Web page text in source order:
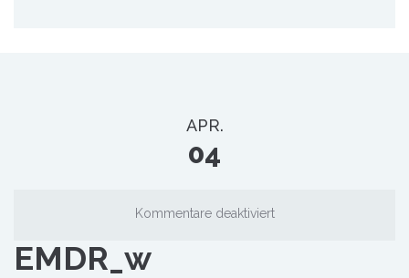
APR.
04
Kommentare deaktiviert
EMDR_w